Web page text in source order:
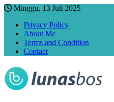
Minggu, 13 Juli 2025
Privacy Policy
About Me
Terms and Condition
Contact